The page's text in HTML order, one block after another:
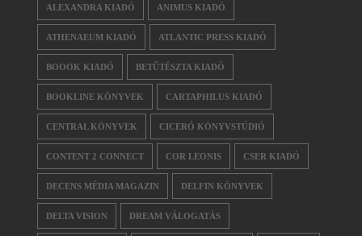
ALEXANDRA KIADÓ ANIMUS KIADÓ
ATHENAEUM KIADÓ ATLANTIC PRESS KIADÓ
BOOOK KIADÓ BETŰTÉSZTA KIADÓ
BOOKLINE KÖNYVEK CARTAPHILUS KIADÓ
CENTRAL KÖNYVEK CICERÓ KÖNYVSTÚDIÓ
CONTENT 2 CONNECT COR LEONIS CSER KIADÓ
DECENS MÉDIA MAGAZIN DELFIN KÖNYVEK
DELTA VISION DREAM VÁLOGATÁS